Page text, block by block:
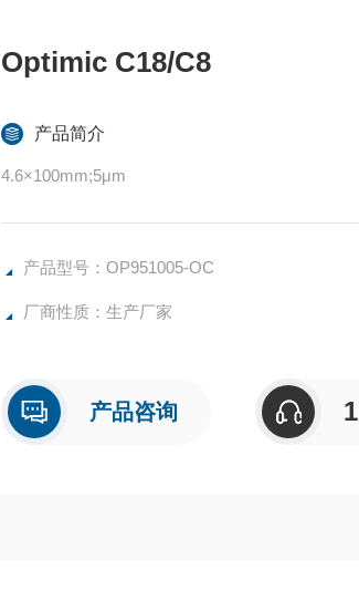
Optimic C18/C8
产品简介
4.6×100mm;5μm
产品型号：OP951005-OC
厂商性质：生产厂家
产品咨询